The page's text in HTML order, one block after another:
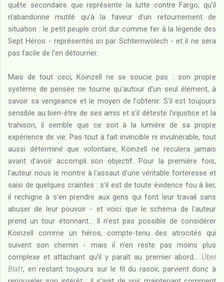
quête secondaire que représente la lutte contre Fargo, qu'il
n'abandonne mutilé qu'à la faveur d'un retournement de
situation : le petit peuple croit dur comme fer à la légende des
Sept Héros - représentés ici par Schtemwölech - et il ne sera
pas facile de l'en détourner.
Mais de tout ceci, Köinzell ne se soucie pas : son propre
système de pensée ne tourne qu'autour d'un seul élément, à
savoir sa vengeance et le moyen de l'obtenir. S'il est toujours
sensible au bien-être de ses amis et s'il déteste l'injustice et la
trahison, il semble que ce soit à la lumière de sa propre
expérience de vie. Pas tout à fait invincible ni invulnérable, tout
aussi déterminé que volontaire, Köinzell ne reculera jamais
avant d'avoir accompli son objectif. Pour la première fois,
l'auteur nous le montre à l'assaut d'une véritable forteresse et
saisi de quelques craintes : s'il est de toute évidence fou à lier,
il rechigne à s'en prendre aux gens qui font leur travail sans
abuser de leur pouvoir - et voici que le schéma de l'auteur
prend un tour étonnant... Il n'est pas possible de considérer
Köinzell comme un héros, compte-tenu des atrocités qui
suivent son chemin - mais il n'en reste pas moins plus
complexe et attachant qu'il y paraît au premier abord... Übel
Blatt, en restant toujours sur le fil du rasoir, parvient donc à